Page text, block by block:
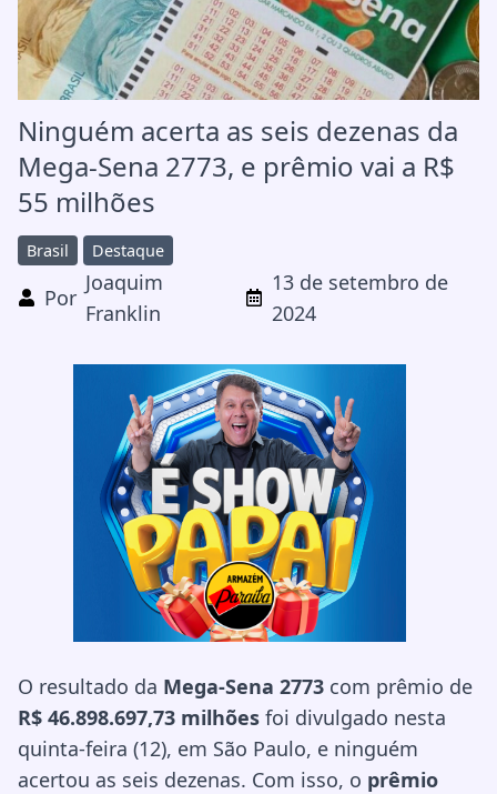
Ninguém acerta as seis dezenas da
Mega-Sena 2773, e prêmio vai a R$
55 milhões
Brasil Destaque
Por
Joaquim
Franklin
13 de setembro de
2024
O resultado da Mega-Sena 2773 com prêmio de
R$ 46.898.697,73 milhões foi divulgado nesta
quinta-feira (12), em São Paulo, e ninguém
acertou as seis dezenas. Com isso, o prêmio